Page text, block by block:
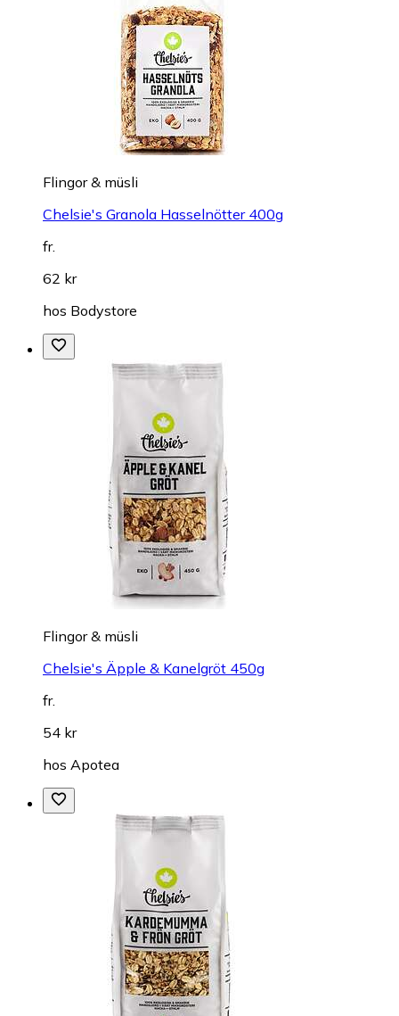
Flingor & müsli
Chelsie's Granola Hasselnötter 400g
fr.
62 kr
hos Bodystore
Flingor & müsli
Chelsie's Äpple & Kanelgröt 450g
fr.
54 kr
hos Apotea